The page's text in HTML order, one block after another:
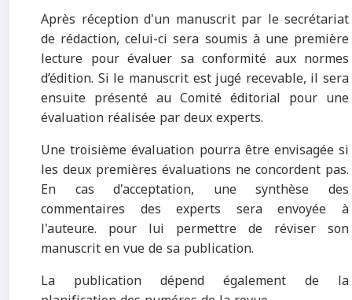
Après réception d'un manuscrit par le secrétariat
de rédaction, celui-ci sera soumis à une première
lecture pour évaluer sa conformité aux normes
d’édition. Si le manuscrit est jugé recevable, il sera
ensuite présenté au Comité éditorial pour une
évaluation réalisée par deux experts.
Une troisième évaluation pourra être envisagée si
les deux premières évaluations ne concordent pas.
En cas d'acceptation, une synthèse des
commentaires des experts sera envoyée à
l'auteur.e. pour lui permettre de réviser son
manuscrit en vue de sa publication.
La publication dépend également de la